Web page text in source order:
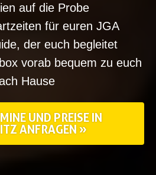
auf die Probe
für euren JGA
der euch begleitet
vorab bequem zu euch
Hause
UND PREISE IN
ANFRAGEN »